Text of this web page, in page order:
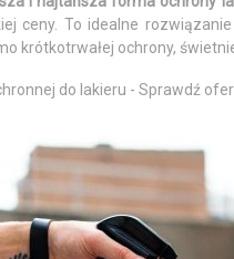
ceny. To idealne
krótkotrwałej ochrony,
do lakieru - Sprawdź